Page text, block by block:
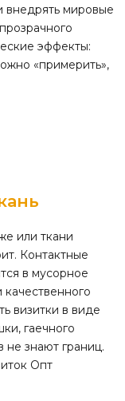
мировые
эффекты:
«примерить»,
или ткани
Контактные
в мусорное
качественного
визитки в виде
гаечного
не знают границ.
Опт